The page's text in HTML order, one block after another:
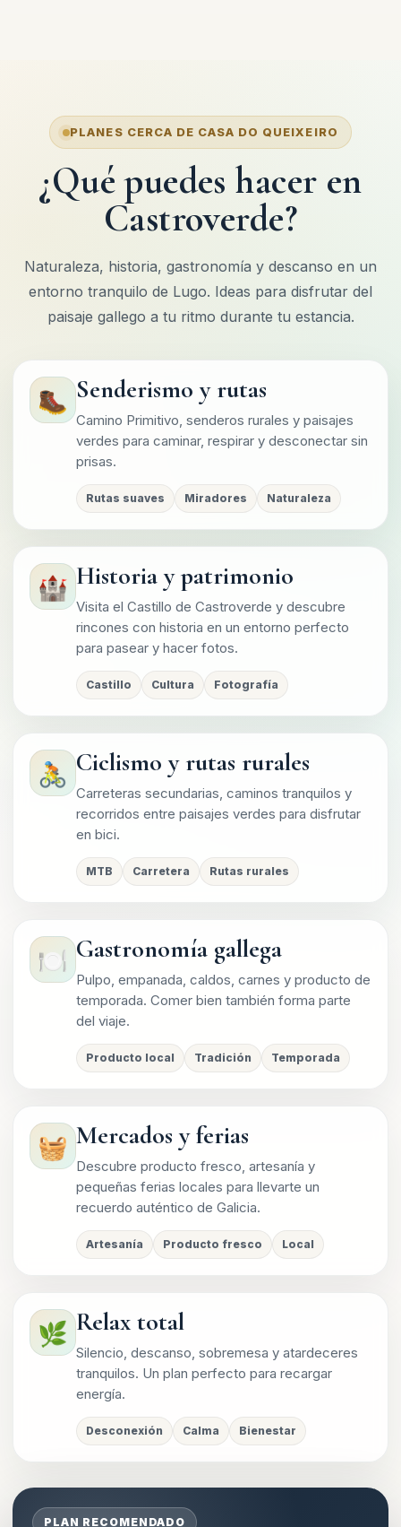
PLANES CERCA DE CASA DO QUEIXEIRO
¿Qué puedes hacer en
Castroverde?
Naturaleza, historia, gastronomía y descanso en un
entorno tranquilo de Lugo. Ideas para disfrutar del
paisaje gallego a tu ritmo durante tu estancia.
🥾 Senderismo y rutas
Camino Primitivo, senderos rurales y paisajes
verdes para caminar, respirar y desconectar sin
prisas.
Rutas suaves Miradores Naturaleza
🏰 Historia y patrimonio
Visita el Castillo de Castroverde y descubre
rincones con historia en un entorno perfecto
para pasear y hacer fotos.
Castillo Cultura Fotografía
🚴 Ciclismo y rutas rurales
Carreteras secundarias, caminos tranquilos y
recorridos entre paisajes verdes para disfrutar
en bici.
MTB Carretera Rutas rurales
🍽️ Gastronomía gallega
Pulpo, empanada, caldos, carnes y producto de
temporada. Comer bien también forma parte
del viaje.
Producto local Tradición Temporada
🧺 Mercados y ferias
Descubre producto fresco, artesanía y
pequeñas ferias locales para llevarte un
recuerdo auténtico de Galicia.
Artesanía Producto fresco Local
🌿 Relax total
Silencio, descanso, sobremesa y atardeceres
tranquilos. Un plan perfecto para recargar
energía.
Desconexión Calma Bienestar
PLAN RECOMENDADO